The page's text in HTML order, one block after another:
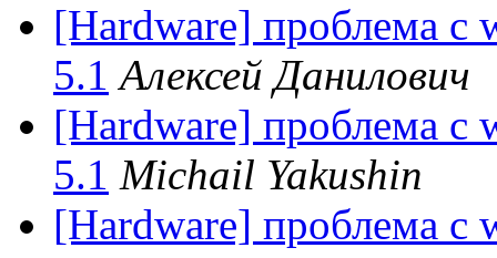
[Hardware] проблема с
5.1 Алексей Данилович
[Hardware] проблема с
5.1 Michail Yakushin
[Hardware] проблема с